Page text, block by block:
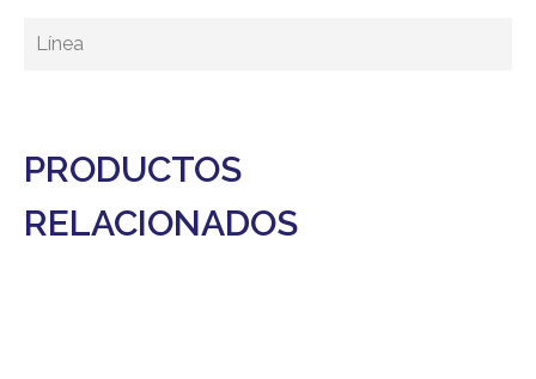
Línea
PRODUCTOS
RELACIONADOS